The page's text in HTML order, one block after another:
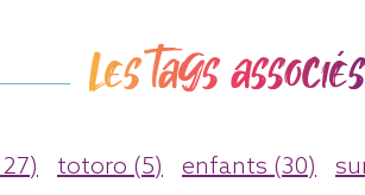
Les tags associés
totoro (5) enfants (30)